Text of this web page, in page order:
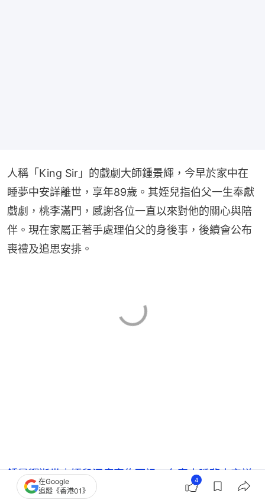
人稱「King Sir」的戲劇大師鍾景輝，今早於家中在
睡夢中安詳離世，享年89歲。其姪兒指伯父一生奉獻
戲劇，桃李滿門，感謝各位一直以來對他的關心與陪
伴。現在家屬正著手處理伯父的身後事，後續會公布
喪禮及追思安排。
鍾景輝逝世｜姪兒沉痛宣佈死訊：在家中睡夢中安詳
離世
在Google
追蹤《香港01》
4